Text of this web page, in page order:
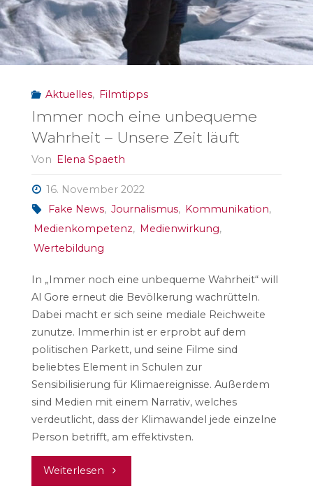
sind
online"
Aktuelles, Filmtipps
Immer noch eine unbequeme
Wahrheit – Unsere Zeit läuft
Von Elena Spaeth
16. November 2022
Fake News, Journalismus, Kommunikation,
Medienkompetenz, Medienwirkung,
Wertebildung
In „Immer noch eine unbequeme Wahrheit“ will
Al Gore erneut die Bevölkerung wachrütteln.
Dabei macht er sich seine mediale Reichweite
zunutze. Immerhin ist er erprobt auf dem
politischen Parkett, und seine Filme sind
beliebtes Element in Schulen zur
Sensibilisierung für Klimaereignisse. Außerdem
sind Medien mit einem Narrativ, welches
verdeutlicht, dass der Klimawandel jede einzelne
Person betrifft, am effektivsten.
Weiterlesen "Immer